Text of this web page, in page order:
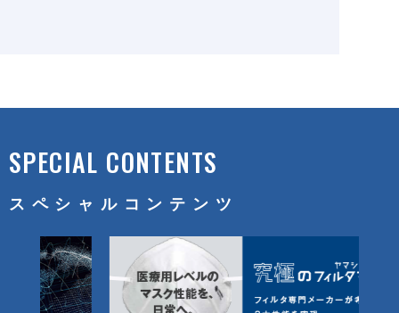
SPECIAL CONTENTS
スペシャルコンテンツ